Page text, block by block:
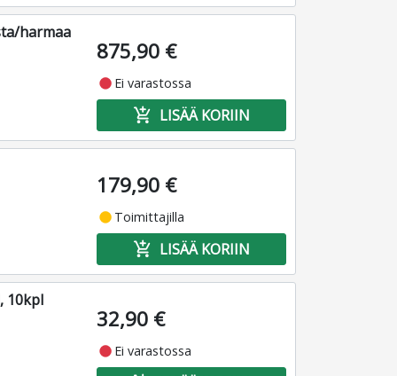
harmaa
875,90 €
fiber_manual_record Ei varastossa
add_shopping_cart LISÄÄ KORIIN
179,90 €
fiber_manual_record Toimittajilla
add_shopping_cart LISÄÄ KORIIN
10kpl
32,90 €
fiber_manual_record Ei varastossa